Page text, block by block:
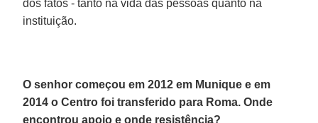
dos fatos - tanto na vida das pessoas quanto na
instituição.
O senhor começou em 2012 em Munique e em
2014 o Centro foi transferido para Roma. Onde
encontrou apoio e onde resistência?